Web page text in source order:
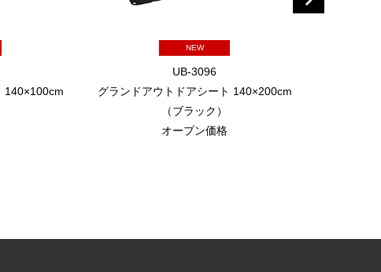
140×100cm
NEW
UB-3096
グランドアウトドアシート 140×200cm
（ブラック）
オープン価格